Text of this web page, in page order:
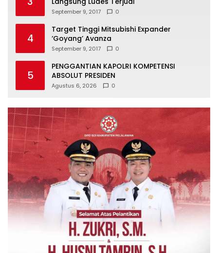
September 9, 2017 0
4
Target Tinggi Mitsubishi Expander
‘Goyang’ Avanza
September 9, 2017 0
5
PENGGANTIAN KAPOLRI KOMPETENSI
ABSOLUT PRESIDEN
Agustus 6, 2026 0